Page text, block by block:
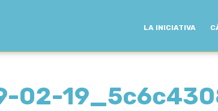
LA INICIATIVA
02-